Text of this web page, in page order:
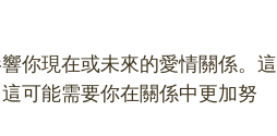
你現在或未來的愛情關係。這
可能需要你在關係中更加努